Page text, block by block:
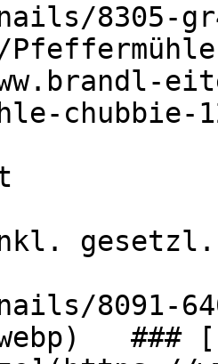
8305-
chubbie-
8091-